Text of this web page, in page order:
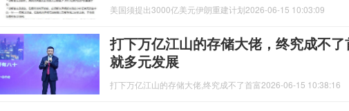
美国须提出3000亿美元伊朗重建计划2026-06-15 10:03:09
打下万亿江山的存储大佬，终究成不
就多元发展
打下万亿江山的存储大佬,终究成不了首富2026-06-15 10:38:16